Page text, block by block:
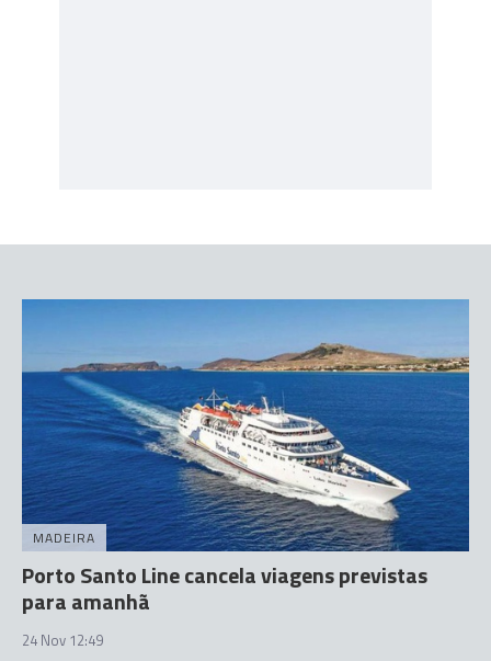
MADEIRA
Porto Santo Line cancela viagens previstas
para amanhã
24 Nov 12:49